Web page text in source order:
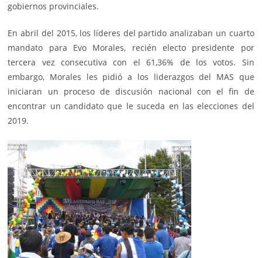
gobiernos provinciales.
En abril del 2015, los líderes del partido analizaban un cuarto
mandato para Evo Morales, recién electo presidente por
tercera vez consecutiva con el 61,36% de los votos. Sin
embargo, Morales les pidió a los liderazgos del MAS que
iniciaran un proceso de discusión nacional con el fin de
encontrar un candidato que le suceda en las elecciones del
2019.